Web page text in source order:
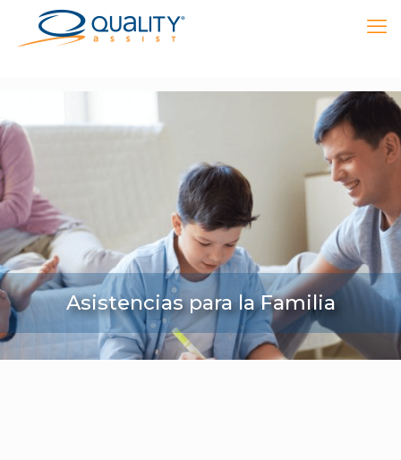
Asistencias para la Familia